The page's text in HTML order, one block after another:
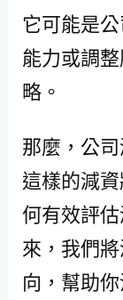
它可能是
能力或調
略。
那麼，公
這樣的減
何有效評
來，我們
向，幫助